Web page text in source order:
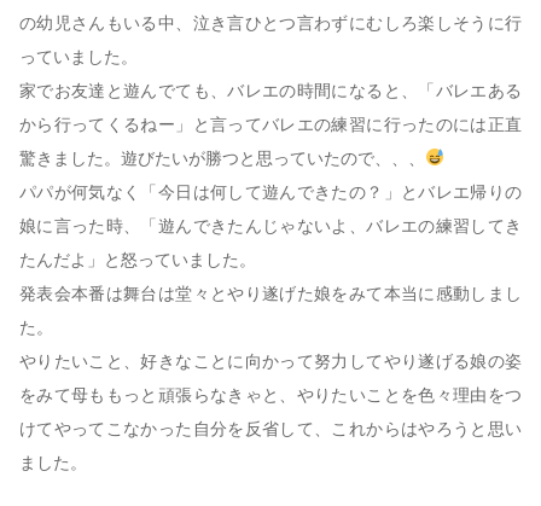
の幼児さんもいる中、泣き言ひとつ言わずにむしろ楽しそうに行
っていました。
家でお友達と遊んでても、バレエの時間になると、「バレエある
から行ってくるねー」と言ってバレエの練習に行ったのには正直
驚きました。遊びたいが勝つと思っていたので、、、
パパが何気なく「今日は何して遊んできたの？」とバレエ帰りの
娘に言った時、「遊んできたんじゃないよ、バレエの練習してき
たんだよ」と怒っていました。
発表会本番は舞台は堂々とやり遂げた娘をみて本当に感動しまし
た。
やりたいこと、好きなことに向かって努力してやり遂げる娘の姿
をみて母ももっと頑張らなきゃと、やりたいことを色々理由をつ
けてやってこなかった自分を反省して、これからはやろうと思い
ました。